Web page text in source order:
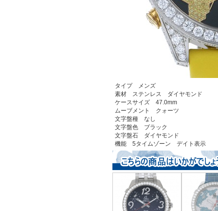
タイプ メンズ
素材 ステンレス ダイヤモンド
ケースサイズ 47.0mm
ムーブメント クォーツ
文字盤種 なし
文字盤色 ブラック
文字盤石 ダイヤモンド
機能 5タイムゾーン デイト表示